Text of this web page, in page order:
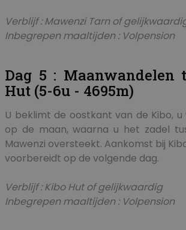
Verblijf : Mawenzi Tarn of
Inbegrepen maaltijden : Volpension
Dag 5 : Maanwandelen
Hut (5-6u - 4695m)
U beklimt de oostkant van de Kibo,
op de maan, waarna u het zadel
Mawenzi oversteekt. Aankomst bij
voorbereidt op de volgende dag.
Verblijf : Kibo Hut of gelijkwaardig
Inbegrepen maaltijden : Volpension